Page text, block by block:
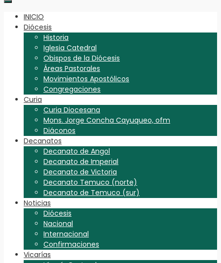
INICIO
Diócesis
Historia
Iglesia Catedral
Obispos de la Diócesis
Áreas Pastorales
Movimientos Apostólicos
Congregaciones
Curia
Curia Diocesana
Mons. Jorge Concha Cayuqueo, ofm
Diáconos
Decanatos
Decanato de Angol
Decanato de Imperial
Decanato de Victoria
Decanato Temuco (norte)
Decanato de Temuco (sur)
Noticias
Diócesis
Nacional
Internacional
Confirmaciones
Vicarías